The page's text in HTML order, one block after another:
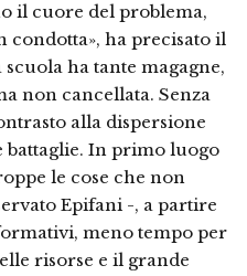
il cuore del problema,
ha precisato il
ha tante magagne,
non cancellata. Senza
alla dispersione
battaglie. In primo luogo
le cose che non
Epifani -, a partire
meno tempo per
risorse e il grande